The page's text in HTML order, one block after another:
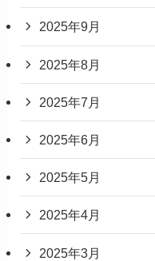
2025年9月
2025年8月
2025年7月
2025年6月
2025年5月
2025年4月
2025年3月